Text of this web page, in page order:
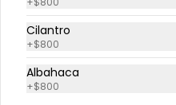
500 cc
$3.800
Cilantro
+$800
Albahaca
+$800